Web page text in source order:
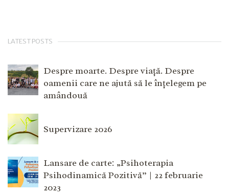
LATEST POSTS
Despre moarte. Despre viață. Despre
oamenii care ne ajută să le înțelegem pe
amândouă
Supervizare 2026
Lansare de carte: „Psihoterapia
Psihodinamică Pozitivă” | 22 februarie
2023